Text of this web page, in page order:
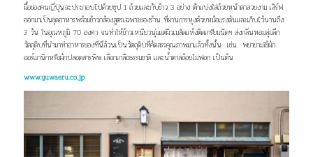
มื้อของคนญี่ปุ่นจะประกอบไปด้วยซุป 1 ถ้วยและกับข้าว 3 อย่าง ตักแบ่งใส่ถ้วยหน้าตาสวยงาม เสิร์ฟ
ออกมาเป็นชุดอาหารพร้อมข้าวกล้องสูตรเฉพาะของร้าน ที่ผ่านการหุงด้วยหม้อแรงดันและเก็บไว้นานถึง
3 วัน ในอุณหภูมิ 70 องศา จนทำให้ข้าวเหนียวนุ่มแต่ผิวเมล็ดแห้งติดเกรียมนิดๆ ส่งกลิ่นหอมลุ่มลึก
วัตถุดิบที่นำมาทำอาหารของที่นี่ล้วนเป็นวัตถุดิบที่คัดสรรคุณภาพมาแล้วทั้งนั้น เช่น พยายามใช้ผัก
ออร์แกนิกหรือผักปลอดสารพิษ เลือกเกลือธรรมชาติ และน้ำตาลอ้อยไม่ฟอก เป็นต้น
www.yuwaeru.co.jp